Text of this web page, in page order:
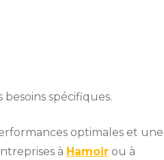
spécifiques.
optimales et une
à Hamoir ou à